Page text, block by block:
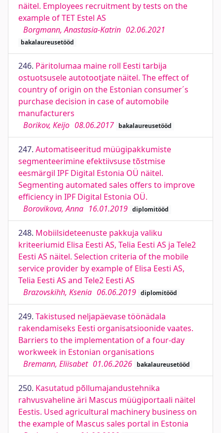
näitel. Employees recruitment by tests on the
example of TET Estel AS
Borgmann, Anastasia-Katrin 02.06.2021
bakalaureusetööd
246. Päritolumaa maine roll Eesti tarbija
ostuotsusele autotootjate näitel. The effect of
country of origin on the Estonian consumer´s
purchase decision in case of automobile
manufacturers
Borikov, Keijo 08.06.2017 bakalaureusetööd
247. Automatiseeritud müügipakkumiste
segmenteerimine efektiivsuse tõstmise
eesmärgil IPF Digital Estonia OÜ näitel.
Segmenting automated sales offers to improve
efficiency in IPF Digital Estonia OÜ.
Borovikova, Anna 16.01.2019 diplomitööd
248. Mobiilsideteenuste pakkuja valiku
kriteeriumid Elisa Eesti AS, Telia Eesti AS ja Tele2
Eesti AS näitel. Selection criteria of the mobile
service provider by example of Elisa Eesti AS,
Telia Eesti AS and Tele2 Eesti AS
Brazovskihh, Ksenia 06.06.2019 diplomitööd
249. Takistused neljapäevase töönädala
rakendamiseks Eesti organisatsioonide vaates.
Barriers to the implementation of a four-day
workweek in Estonian organisations
Bremann, Eliisabet 01.06.2026 bakalaureusetööd
250. Kasutatud põllumajandustehnika
rahvusvaheline äri Mascus müügiportaali näitel
Eestis. Used agricultural machinery business on
the example of Mascus sales portal in Estonia